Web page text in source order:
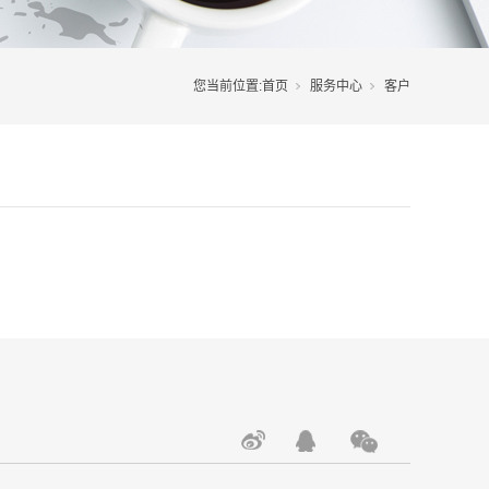
您当前位置:首页 服务中心 客户